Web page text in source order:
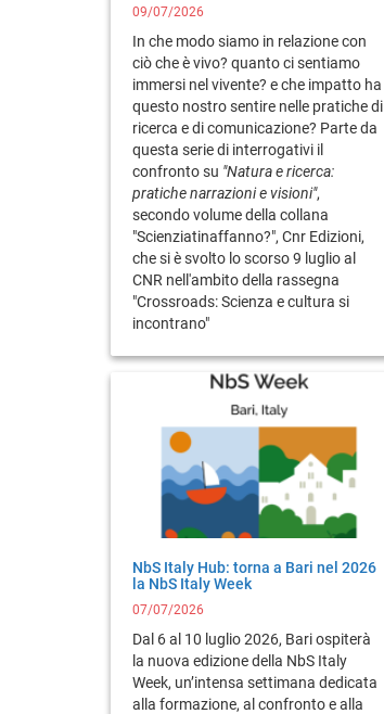
09/07/2026
In che modo siamo in relazione con
ciò che è vivo? quanto ci sentiamo
immersi nel vivente? e che impatto ha
questo nostro sentire nelle pratiche di
ricerca e di comunicazione? Parte da
questa serie di interrogativi il
confronto su "Natura e ricerca:
pratiche narrazioni e visioni",
secondo volume della collana
"Scienziatinaffanno?", Cnr Edizioni,
che si è svolto lo scorso 9 luglio al
CNR nell'ambito della rassegna
"Crossroads: Scienza e cultura si
incontrano"
NbS Italy Hub: torna a Bari nel 2026
la NbS Italy Week
07/07/2026
Dal 6 al 10 luglio 2026, Bari ospiterà
la nuova edizione della NbS Italy
Week, un’intensa settimana dedicata
alla formazione, al confronto e alla